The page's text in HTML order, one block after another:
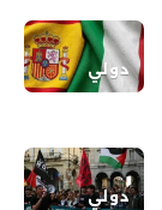
دولي
دولي